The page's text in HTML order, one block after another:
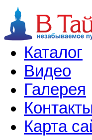
Каталог
Видео
Галерея
Карта